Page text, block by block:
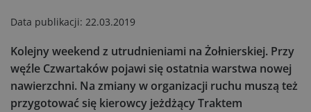
Data publikacji: 22.03.2019
Kolejny weekend z utrudnieniami na Żołnierskiej. Przy
węźle Czwartaków pojawi się ostatnia warstwa nowej
nawierzchni. Na zmiany w organizacji ruchu muszą też
przygotować się kierowcy jeżdżący Traktem